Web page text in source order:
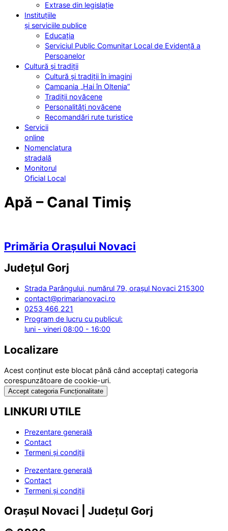
Extrase din legislație
Instituțiile
și serviciile publice
Educația
Serviciul Public Comunitar Local de Evidență a
Persoanelor
Cultură și tradiții
Cultură și tradiții în imagini
Campania „Hai în Oltenia”
Tradiții novăcene
Personalități novăcene
Recomandări rute turistice
Servicii
online
Nomenclatura
stradală
Monitorul
Oficial Local
Apă – Canal Timiș
Primăria Orașului Novaci
Județul Gorj
Strada Parângului, numărul 79, orașul Novaci 215300
contact@primarianovaci.ro
0253 466 221
Program de lucru cu publicul:
luni - vineri 08:00 - 16:00
Localizare
Acest conținut este blocat până când acceptați categoria
corespunzătoare de cookie-uri.
Accept categoria Funcționalitate
LINKURI UTILE
Prezentare generală
Contact
Termeni și condiții
Prezentare generală
Contact
Termeni și condiții
Orașul Novaci | Județul Gorj